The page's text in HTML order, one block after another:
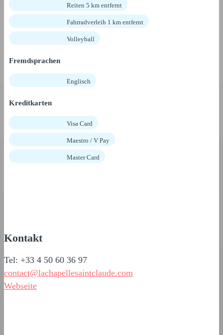
Reiten 5 km entfernt
Fahrradverleih 1 km entfernt
Volleyball
Fremdsprachen
Englisch
Kreditkarten
Visa Card
Maestro / V Pay
Master Card
Kontakt
Tel: +33 4 50 60 36 97
contact@lachapellesaintclaude.com
Webseite